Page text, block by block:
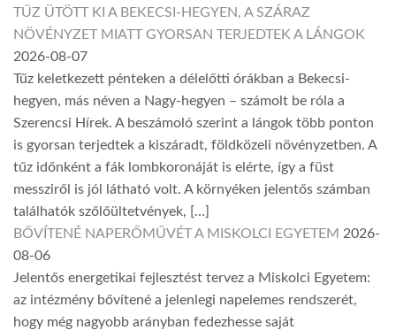
TŰZ ÜTÖTT KI A BEKECSI-HEGYEN, A SZÁRAZ
NÖVÉNYZET MIATT GYORSAN TERJEDTEK A LÁNGOK
2026-08-07
Tűz keletkezett pénteken a délelőtti órákban a Bekecsi-
hegyen, más néven a Nagy-hegyen – számolt be róla a
Szerencsi Hírek. A beszámoló szerint a lángok több ponton
is gyorsan terjedtek a kiszáradt, földközeli növényzetben. A
tűz időnként a fák lombkoronáját is elérte, így a füst
messziről is jól látható volt. A környéken jelentős számban
találhatók szőlőültetvények, […]
BŐVÍTENÉ NAPERŐMŰVÉT A MISKOLCI EGYETEM 2026-
08-06
Jelentős energetikai fejlesztést tervez a Miskolci Egyetem:
az intézmény bővítené a jelenlegi napelemes rendszerét,
hogy még nagyobb arányban fedezhesse saját